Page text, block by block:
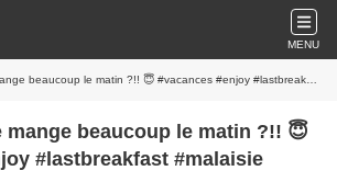
MENU
beaucoup le matin ?!! 😇 #vacances #enjoy #lastbreakfast #malaisie
mange beaucoup le matin ?!! 😇
#lastbreakfast #malaisie